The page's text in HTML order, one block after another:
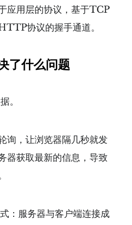
应用层的协议，基于TCP
协议的握手通道。
了什么问题
。
询，让浏览器隔几秒就发
器获取最新的信息，导致
：服务器与客户端连接成